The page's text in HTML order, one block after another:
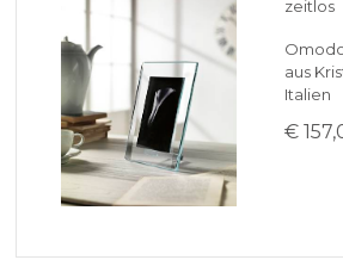
zeitlos
aus
Italien
€